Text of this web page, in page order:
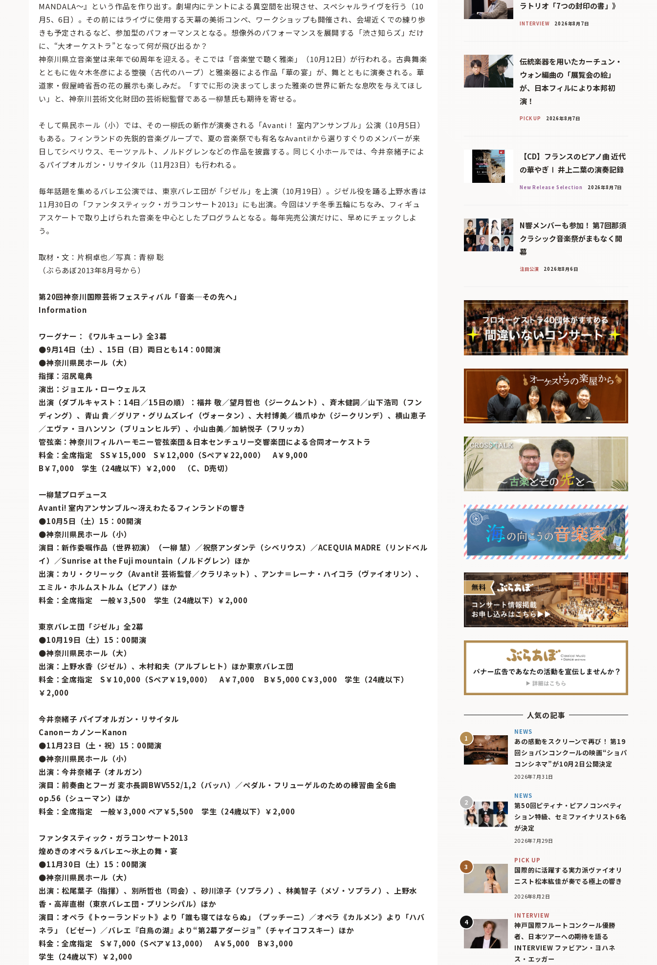
MANDALA〜』という作品を作り出す。劇場内にテントによる異空間を出現させ、スペシャルライヴを行う（10
月5、6日）。その前にはライヴに使用する天幕の美術コンペ、ワークショップも開催され、会場近くでの練り歩
きも予定されるなど、参加型のパフォーマンスとなる。想像外のパフォーマンスを展開する「渋さ知らズ」だけ
に、“大オーケストラ”となって何が飛び出るか？
神奈川県立音楽堂は来年で60周年を迎える。そこでは「音楽堂で聴く雅楽」（10月12日）が行われる。古典舞楽
とともに佐々木冬彦による箜篌（古代のハープ）と雅楽器による作品「華の宴」が、舞とともに演奏される。華
道家・假屋崎省吾の花の展示も楽しみだ。「すでに形の決まってしまった雅楽の世界に新たな息吹を与えてほし
い」と、神奈川芸術文化財団の芸術総監督である一柳慧氏も期待を寄せる。
そして県民ホール（小）では、その一柳氏の新作が演奏される「Avanti！ 室内アンサンブル」公演（10月5日）
もある。フィンランドの先鋭的音楽グループで、夏の音楽祭でも有名なAvanti!から選りすぐりのメンバーが来
日してシベリウス、モーツァルト、ノルドグレンなどの作品を披露する。同じく小ホールでは、今井奈緒子によ
るパイプオルガン・リサイタル（11月23日）も行われる。
毎年話題を集めるバレエ公演では、東京バレエ団が「ジゼル」を上演（10月19日）。ジゼル役を踊る上野水香は
11月30日の「ファンタスティック・ガラコンサート2013」にも出演。今回はソチ冬季五輪にちなみ、フィギュ
アスケートで取り上げられた音楽を中心としたプログラムとなる。毎年完売公演だけに、早めにチェックしよ
う。
取材・文：片桐卓也／写真：青柳 聡
（ぶらあぼ2013年8月号から）
第20回神奈川国際芸術フェスティバル「音楽─その先へ」
Information
ワーグナー：《ワルキューレ》全3幕
●9月14日（土）、15日（日）両日とも14：00開演
●神奈川県民ホール（大）
指揮：沼尻竜典
演出：ジョエル・ローウェルス
出演（ダブルキャスト：14日／15日の順）：福井 敬／望月哲也（ジークムント）、斉木健詞／山下浩司（フン
ディング）、青山 貴／グリア・グリムズレイ（ヴォータン）、大村博美／橋爪ゆか（ジークリンデ）、横山恵子
／エヴァ・ヨハンソン（ブリュンヒルデ）、小山由美／加納悦子（フリッカ）
管弦楽：神奈川フィルハーモニー管弦楽団＆日本センチュリー交響楽団による合同オーケストラ
料金：全席指定 SS￥15,000 S￥12,000（Sペア￥22,000） A￥9,000
B￥7,000 学生（24歳以下）￥2,000 （C、D売切）
一柳慧プロデュース
Avanti! 室内アンサンブル〜冴えわたるフィンランドの響き
●10月5日（土）15：00開演
●神奈川県民ホール（小）
演目：新作委嘱作品（世界初演）（一柳 慧）／祝祭アンダンテ（シベリウス）／ACEQUIA MADRE（リンドベル
イ）／Sunrise at the Fuji mountain（ノルドグレン）ほか
出演：カリ・クリーック（Avanti! 芸術監督／クラリネット）、アンナ＝レーナ・ハイコラ（ヴァイオリン）、
エミル・ホルムストルム（ピアノ）ほか
料金：全席指定 一般￥3,500 学生（24歳以下）￥2,000
東京バレエ団「ジゼル」全2幕
●10月19日（土）15：00開演
●神奈川県民ホール（大）
出演：上野水香（ジゼル）、木村和夫（アルブレヒト）ほか東京バレエ団
料金：全席指定 S￥10,000（Sペア￥19,000） A￥7,000 B￥5,000 C￥3,000 学生（24歳以下）
￥2,000
今井奈緒子 パイプオルガン・リサイタル
CanonーカノンーKanon
●11月23日（土・祝）15：00開演
●神奈川県民ホール（小）
出演：今井奈緒子（オルガン）
演目：前奏曲とフーガ 変ホ長調BWV552/1,2（バッハ）／ペダル・フリューゲルのための練習曲 全6曲
op.56（シューマン）ほか
料金：全席指定 一般￥3,000 ペア￥5,500 学生（24歳以下）￥2,000
ファンタスティック・ガラコンサート2013
煌めきのオペラ＆バレエ〜氷上の舞・宴
●11月30日（土）15：00開演
●神奈川県民ホール（大）
出演：松尾葉子（指揮）、別所哲也（司会）、砂川涼子（ソプラノ）、林美智子（メゾ・ソプラノ）、上野水
香・高岸直樹（東京バレエ団・プリンシパル）ほか
演目：オペラ《トゥーランドット》より「誰も寝てはならぬ」（プッチーニ）／オペラ《カルメン》より「ハバ
ネラ」（ビゼー）／バレエ『白鳥の湖』より“第2幕アダージョ”（チャイコフスキー）ほか
料金：全席指定 S￥7,000（Sペア￥13,000） A￥5,000 B￥3,000
学生（24歳以下）￥2,000
ラトリオ「7つの封印の書」》
INTERVIEW 2026年8月7日
伝統楽器を用いたカーチュン・
ウォン編曲の「展覧会の絵」
が、日本フィルにより本邦初
演！
PICK UP 2026年8月7日
【CD】フランスのピアノ曲 近代
の華やぎⅠ 井上二葉の演奏記録
New Release Selection 2026年8月7日
N響メンバーも参加！ 第7回那須
クラシック音楽祭がまもなく開
幕
注目公演 2026年8月6日
人気の記事
NEWS
あの感動をスクリーンで再び！ 第19
回ショパンコンクールの映画“ショパ
コンシネマ”が10月2日公開決定
2026年7月31日
NEWS
第50回ピティナ・ピアノコンペティ
ション特級、セミファイナリスト6名
が決定
2026年7月29日
PICK UP
国際的に活躍する実力派ヴァイオリ
ニスト松本紘佳が奏でる極上の響き
2026年8月2日
INTERVIEW
神戸国際フルートコンクール優勝
者、日本ツアーへの期待を語る
INTERVIEW ファビアン・ヨハネ
ス・エッガー